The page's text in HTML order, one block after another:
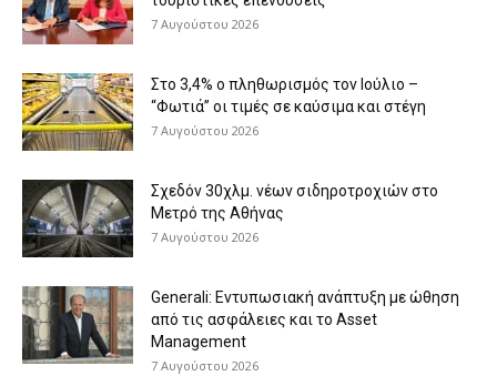
7 Αυγούστου 2026
Στο 3,4% ο πληθωρισμός τον Ιούλιο –
“Φωτιά” οι τιμές σε καύσιμα και στέγη
7 Αυγούστου 2026
Σχεδόν 30χλμ. νέων σιδηροτροχιών στο
Μετρό της Αθήνας
7 Αυγούστου 2026
Generali: Eντυπωσιακή ανάπτυξη με ώθηση
από τις ασφάλειες και το Asset
Management
7 Αυγούστου 2026